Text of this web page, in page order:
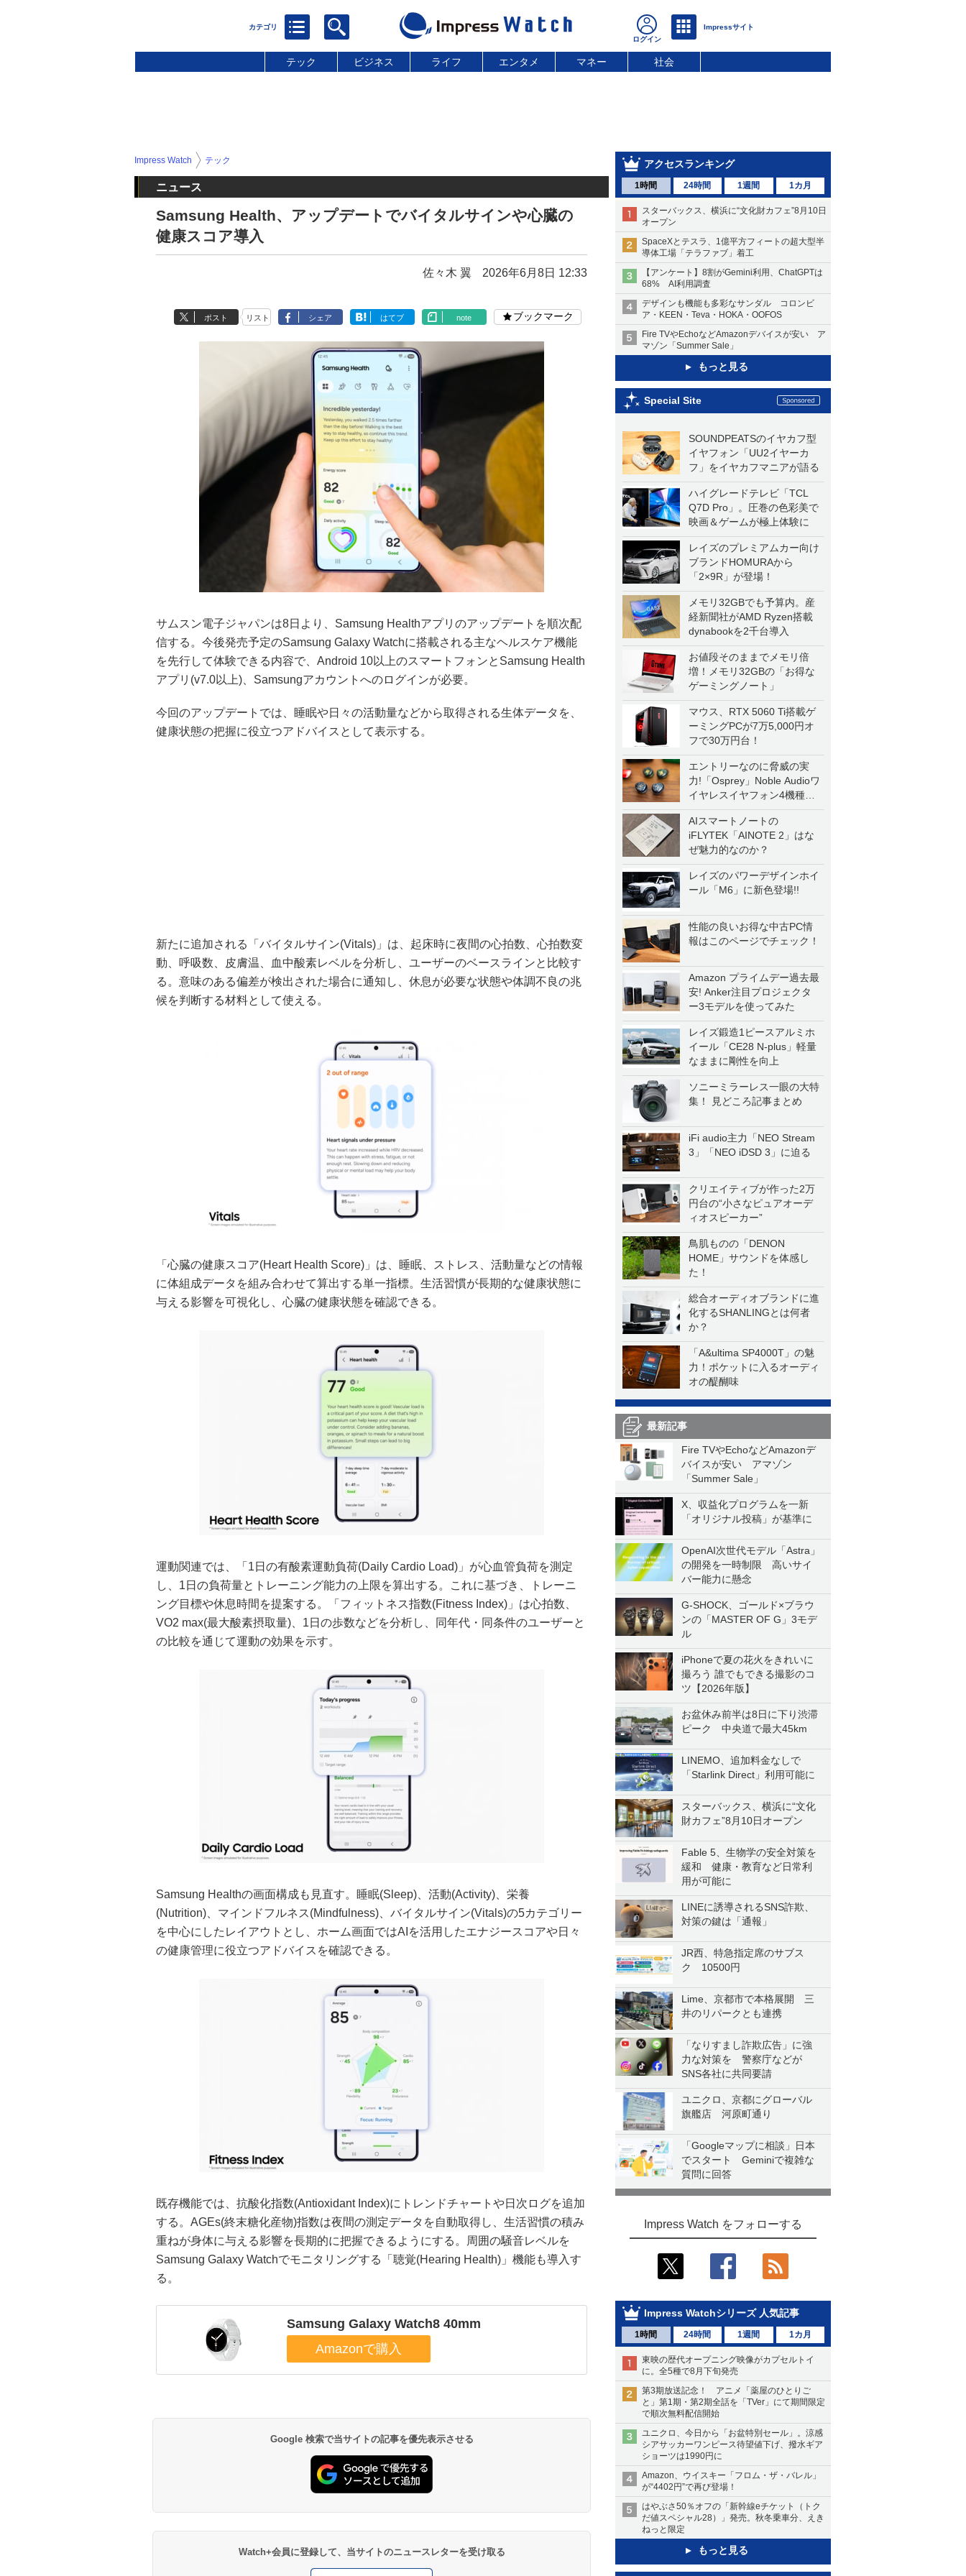
テック ビジネス ライフ エンタメ マネー 社会
アクセスランキング
1時間 24時間 1週間 1カ月
スターバックス、横浜に“文化財カフェ”8月10日
オープン
SpaceXとテスラ、1億平方フィートの超大型半
導体工場「テラファブ」着工
【アンケート】8割がGemini利用、ChatGPTは
68% AI利用調査
デザインも機能も多彩なサンダル コロンビ
ア・KEEN・Teva・HOKA・OOFOS
Fire TVやEchoなどAmazonデバイスが安い ア
マゾン「Summer Sale」
もっと見る
Special Site
SOUNDPEATSのイヤカフ型
イヤフォン「UU2イヤーカ
フ」をイヤカフマニアが語る
ハイグレードテレビ「TCL
Q7D Pro」。圧巻の色彩美で
映画＆ゲームが極上体験に
レイズのプレミアムカー向け
ブランドHOMURAから
「2×9R」が登場！
メモリ32GBでも予算内。産
経新聞社がAMD Ryzen搭載
dynabookを2千台導入
お値段そのままでメモリ倍
増！メモリ32GBの「お得な
ゲーミングノート」
マウス、RTX 5060 Ti搭載ゲ
ーミングPCが7万5,000円オ
フで30万円台！
エントリーなのに脅威の実
力!「Osprey」Noble Audioワ
イヤレスイヤフォン4機種を
一気に聴く
AIスマートノートの
iFLYTEK「AINOTE 2」はな
ぜ魅力的なのか？
レイズのパワーデザインホイ
ール「M6」に新色登場!!
性能の良いお得な中古PC情
報はこのページでチェック！
Amazon プライムデー過去最
安! Anker注目プロジェクタ
ー3モデルを使ってみた
レイズ鍛造1ピースアルミホ
イール「CE28 N-plus」軽量
なままに剛性を向上
ソニーミラーレス一眼の大特
集！ 見どころ記事まとめ
iFi audio主力「NEO Stream
3」「NEO iDSD 3」に迫る
クリエイティブが作った2万
円台の“小さなピュアオーデ
ィオスピーカー”
鳥肌ものの「DENON
HOME」サウンドを体感し
た！
総合オーディオブランドに進
化するSHANLINGとは何者
か？
「A&ultima SP4000T」の魅
力！ポケットに入るオーディ
オの醍醐味
最新記事
Fire TVやEchoなどAmazonデ
バイスが安い アマゾン
「Summer Sale」
X、収益化プログラムを一新
「オリジナル投稿」が基準に
OpenAI次世代モデル「Astra」
の開発を一時制限 高いサイ
バー能力に懸念
G-SHOCK、ゴールド×ブラウ
ンの「MASTER OF G」3モデ
ル
iPhoneで夏の花火をきれいに
撮ろう 誰でもできる撮影のコ
ツ【2026年版】
お盆休み前半は8日に下り渋滞
ピーク 中央道で最大45km
LINEMO、追加料金なしで
「Starlink Direct」利用可能に
スターバックス、横浜に“文化
財カフェ”8月10日オープン
Fable 5、生物学の安全対策を
緩和 健康・教育など日常利
用が可能に
LINEに誘導されるSNS詐欺、
対策の鍵は「通報」
JR西、特急指定席のサブス
ク 10500円
Lime、京都市で本格展開 三
井のリパークとも連携
「なりすまし詐欺広告」に強
力な対策を 警察庁などが
SNS各社に共同要請
ユニクロ、京都にグローバル
旗艦店 河原町通り
「Googleマップに相談」日本
でスタート Geminiで複雑な
質問に回答
Impress Watch をフォローする
Impress Watchシリーズ 人気記事
1時間 24時間 1週間 1カ月
東映の歴代オープニング映像がカプセルトイ
に。全5種で8月下旬発売
第3期放送記念！ アニメ「薬屋のひとりご
と」第1期・第2期全話を「TVer」にて期間限定
で順次無料配信開始
ユニクロ、今日から「お盆特別セール」。涼感
シアサッカーワンピース待望値下げ、撥水ギア
ショーツは1990円に
Amazon、ウイスキー「フロム・ザ・バレル」
が“4402円”で再び登場！
はやぶさ50％オフの「新幹線eチケット（トク
だ値スペシャル28）」発売。秋冬乗車分、えき
ねっと限定
もっと見る
Impress Watch テック
ニュース
Samsung Health、アップデートでバイタルサインや心臓の
健康スコア導入
佐々木 翼 2026年6月8日 12:33
ポスト リスト シェア はてブ note ブックマーク
サムスン電子ジャパンは8日より、Samsung Healthアプリのアップデートを順次配
信する。今後発売予定のSamsung Galaxy Watchに搭載される主なヘルスケア機能
を先行して体験できる内容で、Android 10以上のスマートフォンとSamsung Health
アプリ(v7.0以上)、Samsungアカウントへのログインが必要。
今回のアップデートでは、睡眠や日々の活動量などから取得される生体データを、
健康状態の把握に役立つアドバイスとして表示する。
新たに追加される「バイタルサイン(Vitals)」は、起床時に夜間の心拍数、心拍数変
動、呼吸数、皮膚温、血中酸素レベルを分析し、ユーザーのベースラインと比較す
る。意味のある偏差が検出された場合に通知し、休息が必要な状態や体調不良の兆
候を判断する材料として使える。
「心臓の健康スコア(Heart Health Score)」は、睡眠、ストレス、活動量などの情報
に体組成データを組み合わせて算出する単一指標。生活習慣が長期的な健康状態に
与える影響を可視化し、心臓の健康状態を確認できる。
運動関連では、「1日の有酸素運動負荷(Daily Cardio Load)」が心血管負荷を測定
し、1日の負荷量とトレーニング能力の上限を算出する。これに基づき、トレーニ
ング目標や休息時間を提案する。「フィットネス指数(Fitness Index)」は心拍数、
VO2 max(最大酸素摂取量)、1日の歩数などを分析し、同年代・同条件のユーザーと
の比較を通じて運動の効果を示す。
Samsung Healthの画面構成も見直す。睡眠(Sleep)、活動(Activity)、栄養
(Nutrition)、マインドフルネス(Mindfulness)、バイタルサイン(Vitals)の5カテゴリー
を中心にしたレイアウトとし、ホーム画面ではAIを活用したエナジースコアや日々
の健康管理に役立つアドバイスを確認できる。
既存機能では、抗酸化指数(Antioxidant Index)にトレンドチャートや日次ログを追加
する。AGEs(終末糖化産物)指数は夜間の測定データを自動取得し、生活習慣の積み
重ねが身体に与える影響を長期的に把握できるようにする。周囲の騒音レベルを
Samsung Galaxy Watchでモニタリングする「聴覚(Hearing Health)」機能も導入す
る。
Samsung Galaxy Watch8 40mm
Google 検索で当サイトの記事を優先表示させる
Watch+会員に登録して、当サイトのニュースレターを受け取る